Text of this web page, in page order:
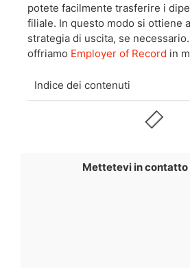
potete facilmente trasferire i
filiale. In questo modo si ottiene
strategia di uscita, se
offriamo Employer of Record in
Indice dei contenuti
Mettetevi in contatto